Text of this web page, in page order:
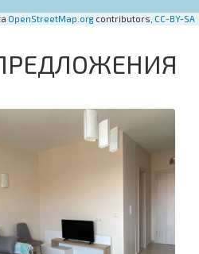
OpenStreetMap.org contributors, CC-BY-SA